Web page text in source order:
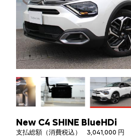
New C4 SHINE BlueHDi
支払総額（消費税込）
3,041,000 円